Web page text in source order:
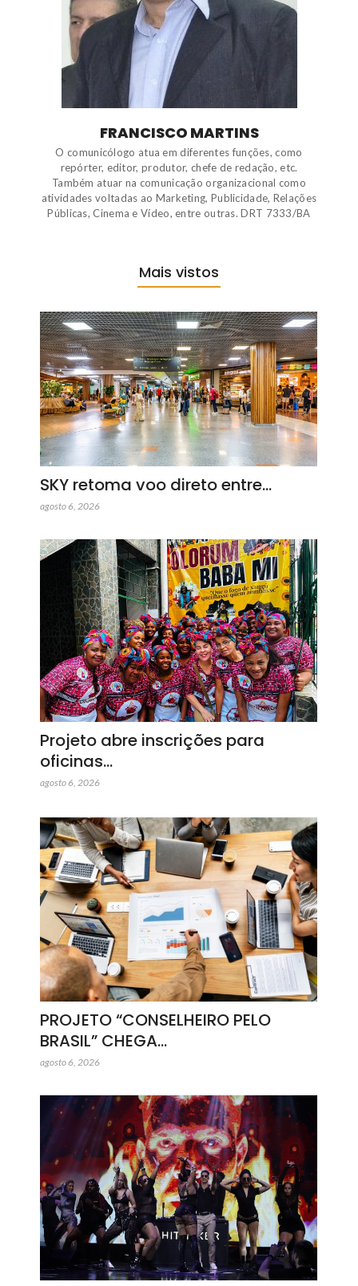
FRANCISCO MARTINS
O comunicólogo atua em diferentes funções, como
repórter, editor, produtor, chefe de redação, etc.
Também atuar na comunicação organizacional como
atividades voltadas ao Marketing, Publicidade, Relações
Públicas, Cinema e Vídeo, entre outras. DRT 7333/BA
Mais vistos
SKY retoma voo direto entre…
agosto 6, 2026
Projeto abre inscrições para
oficinas…
agosto 6, 2026
PROJETO “CONSELHEIRO PELO
BRASIL” CHEGA…
agosto 6, 2026